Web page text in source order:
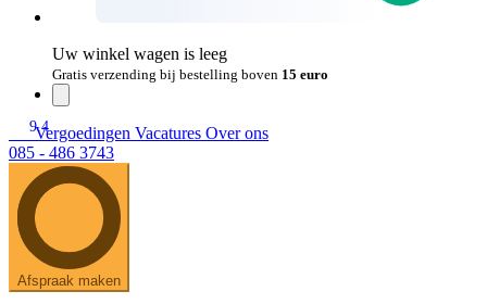
Uw winkel wagen is leeg
Gratis verzending bij bestelling boven 15 euro
9.4
Vergoedingen Vacatures Over ons
085 - 486 3743
Afspraak maken